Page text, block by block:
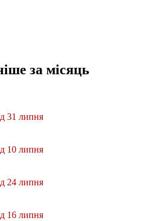
за місяць
31 липня
10 липня
24 липня
16 липня